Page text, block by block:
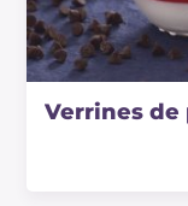
Verrines de